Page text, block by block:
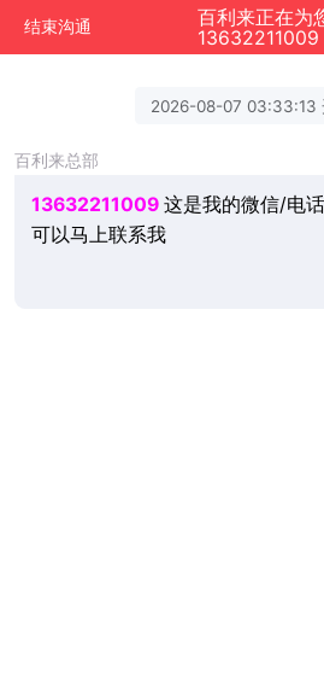
结束沟通
百利来正在为
13632211009
2026-08-07 03:33:13
百利来总部
13632211009 这是我的微信/电话
可以马上联系我